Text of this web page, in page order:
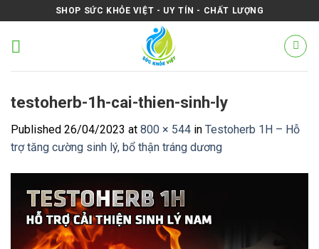
to
content
SHOP SỨC KHỎE VIỆT - UY TÍN - CHẤT LƯỢNG
testoherb-1h-cai-thien-sinh-ly
Published 26/04/2023 at 800 × 544 in Testoherb 1H – Hỗ
trợ tăng cường sinh lý, bổ thận tráng dương